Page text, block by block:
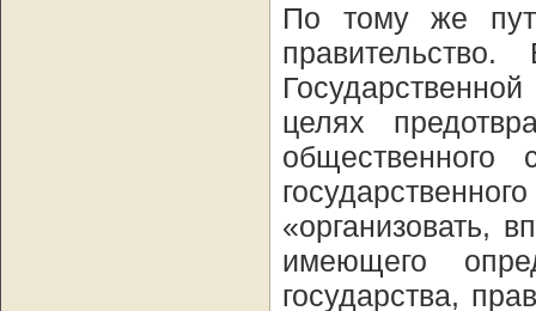
По тому же
целях
общественного
«организовать,
имеющего
государства,